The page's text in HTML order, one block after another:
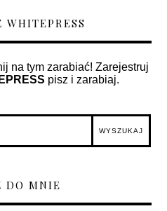
WHITEPRESS
na tym zarabiać! Zarejestruj
pisz i zarabiaj.
DO MNIE